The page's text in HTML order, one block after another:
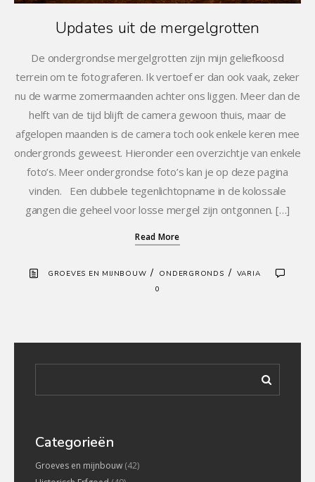
Updates uit de mergelgrotten
De ondergrondse mergelgrotten zijn mijn geliefkoosd
terrein om te fotograferen. Ik vertoef er dan ook vaak, zeker
nu de warme zomermaanden achter ons liggen. Meer dan de
helft van de tijd blijft de camera gewoon thuis, maar de
afgelopen maanden is de camera toch ook enkele keren mee
ondergronds geweest. Hieronder een overzichtje van enkele
foto’s. Meer ondergrondse foto’s kan je op deze pagina
vinden. Een dubbele tegenlichtopname in de kolossale
gangen die geheel voor losse mergel zijn ontgonnen. […]
Read More
GROEVES EN MIJNBOUW / ONDERGRONDS / VARIA
0
Categorieën
Groeves en mijnbouw (42)